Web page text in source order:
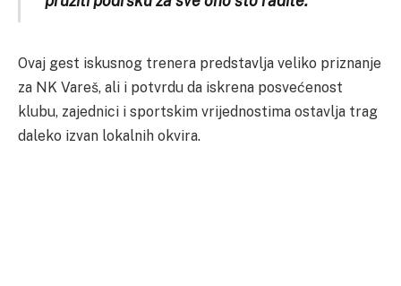
Ovaj gest iskusnog trenera predstavlja veliko priznanje
za NK Vareš, ali i potvrdu da iskrena posvećenost
klubu, zajednici i sportskim vrijednostima ostavlja trag
daleko izvan lokalnih okvira.